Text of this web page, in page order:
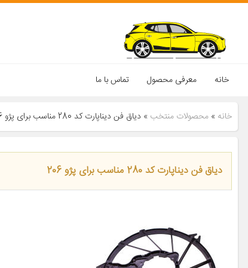
خانه معرفی محصول تماس با ما
خانه » محصولات منتخب » دیاق فن دیناپارت کد 280 مناسب برای پژو 206
دیاق فن دیناپارت کد 280 مناسب برای پژو 206